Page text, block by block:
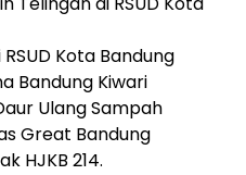
Kota Bandung
Bandung Kiwari
Ulang Sampah
Great Bandung
HJKB 214.